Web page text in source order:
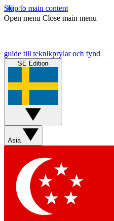
Skip to main content
Open menu Close main menu
guide till teknikprylar och fynd
SE Edition
Asia